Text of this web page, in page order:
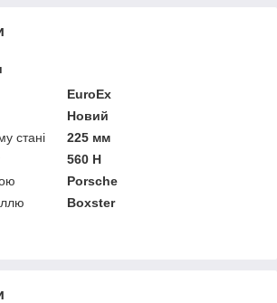
EuroEx
Новий
стані
225 мм
560 Н
Porsche
Boxster